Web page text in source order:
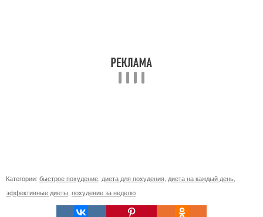
Категории: быстрое похудение диета для похудения диета на каждый день
эффективные диеты похудение за неделю